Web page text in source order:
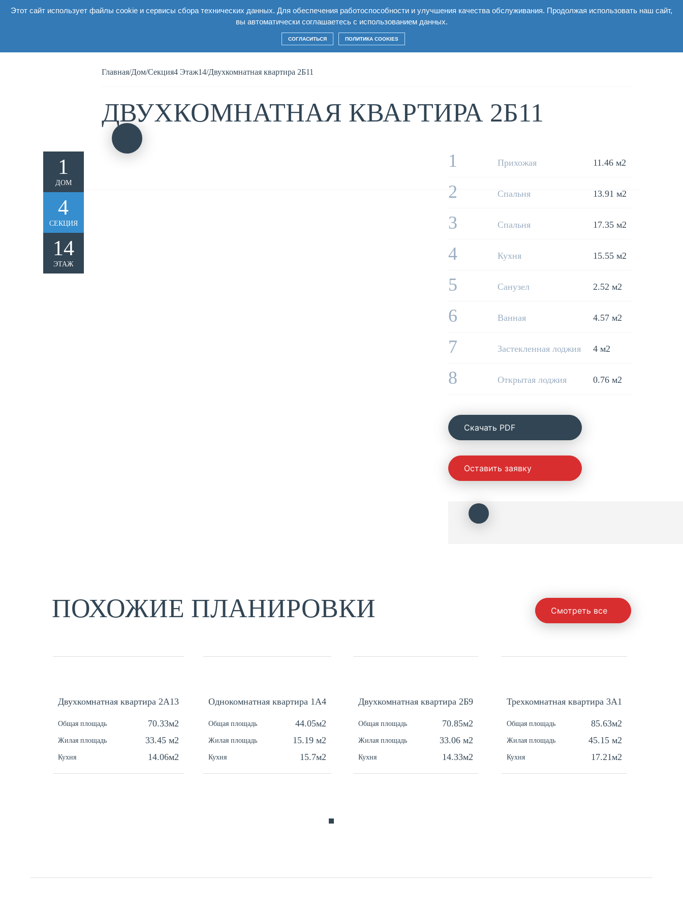
Этот сайт использует файлы cookie и сервисы сбора технических данных. Для обеспечения работоспособности и улучшения качества обслуживания. Продолжая использовать наш сайт,
вы автоматически соглашаетесь с использованием данных.
СОГЛАСИТЬСЯ ПОЛИТИКА COOKIES
О комплексе Квартиры Условия Строительство
Главная/Дом/Секция4 Этаж14/Двухкомнатная квартира 2Б11
ДВУХКОМНАТНАЯ КВАРТИРА 2Б11
1
ДОМ
4
СЕКЦИЯ
14
ЭТАЖ
1 Прихожая 11.46 м2
2 Спальня 13.91 м2
3 Спальня 17.35 м2
4 Кухня 15.55 м2
5 Санузел 2.52 м2
6 Ванная 4.57 м2
7 Застекленная лоджия 4 м2
8 Открытая лоджия 0.76 м2
Cкачать PDF
Оставить заявку
ПОХОЖИЕ ПЛАНИРОВКИ Смотреть все
Двухкомнатная квартира 2А13
Общая площадь 70.33м2
Жилая площадь 33.45 м2
Кухня 14.06м2
Однокомнатная квартира 1А4
Общая площадь 44.05м2
Жилая площадь 15.19 м2
Кухня 15.7м2
Двухкомнатная квартира 2Б9
Общая площадь 70.85м2
Жилая площадь 33.06 м2
Кухня 14.33м2
Трехкомнатная квартира 3A1
Общая площадь 85.63м2
Жилая площадь 45.15 м2
Кухня 17.21м2